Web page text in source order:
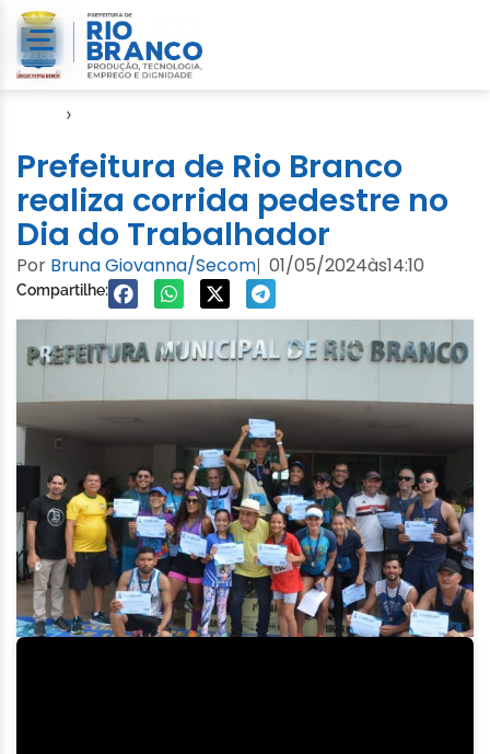
›
Prefeitura de Rio Branco
realiza corrida pedestre no
Dia do Trabalhador
Por Bruna Giovanna/Secom| 01/05/2024às14:10
Compartilhe: